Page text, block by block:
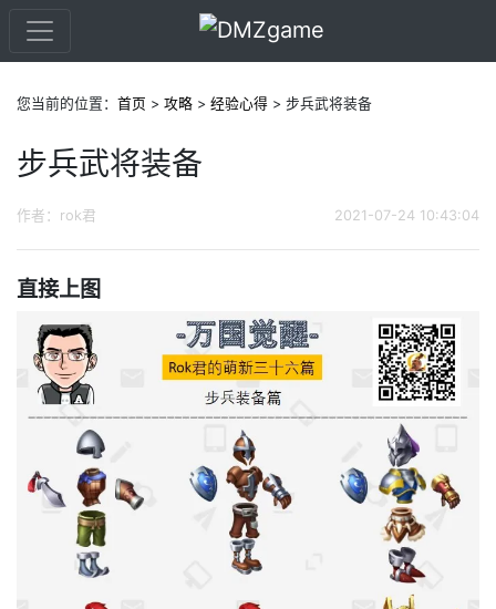
您当前的位置： 首页 > 攻略 > 经验心得 > 步兵武将装备
步兵武将装备
作者：rok君 2021-07-24 10:43:04
直接上图